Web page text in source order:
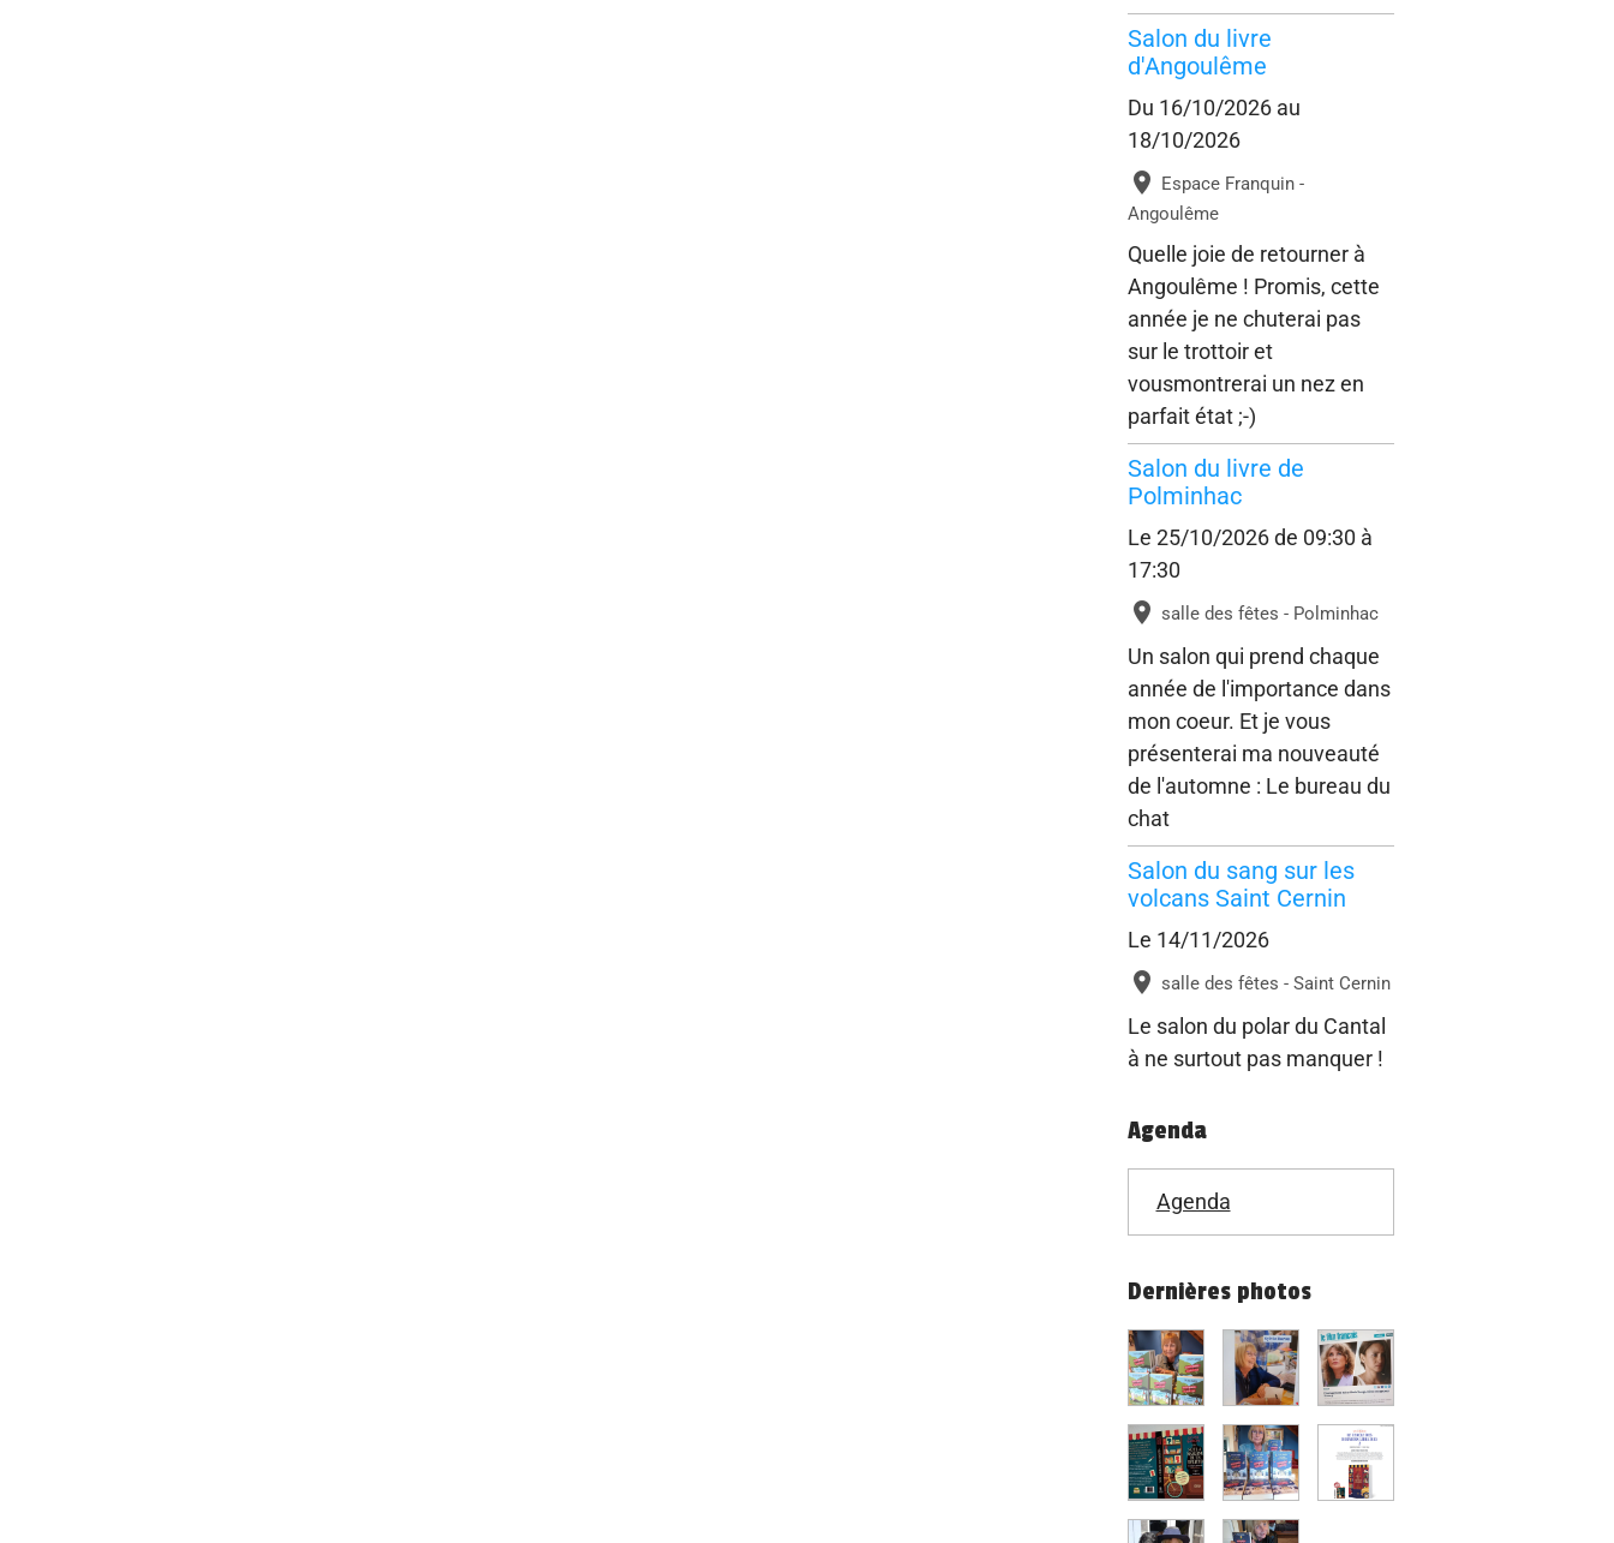
Salon du livre
d'Angoulême
Du 16/10/2026 au
18/10/2026
Espace Franquin -
Angoulême
Quelle joie de retourner à
Angoulême ! Promis, cette
année je ne chuterai pas
sur le trottoir et
vousmontrerai un nez en
parfait état ;-)
Salon du livre de
Polminhac
Le 25/10/2026de 09:30 à
17:30
salle des fêtes - Polminhac
Un salon qui prend chaque
année de l'importance dans
mon coeur. Et je vous
présenterai ma nouveauté
de l'automne : Le bureau du
chat
Salon du sang sur les
volcans Saint Cernin
Le 14/11/2026
salle des fêtes - Saint Cernin
Le salon du polar du Cantal
à ne surtout pas manquer !
Agenda
Agenda
Dernières photos